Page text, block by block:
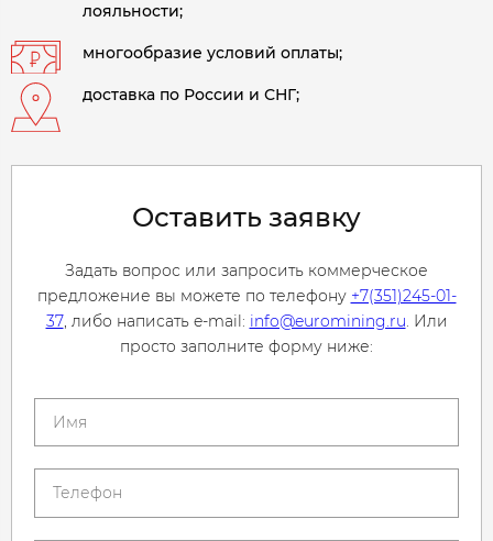
лояльности;
многообразие условий оплаты;
доставка по России и СНГ;
Оставить заявку
Задать вопрос или запросить коммерческое
предложение вы можете по телефону +7(351)245-01-
37, либо написать e-mail: info@euromining.ru. Или
просто заполните форму ниже: